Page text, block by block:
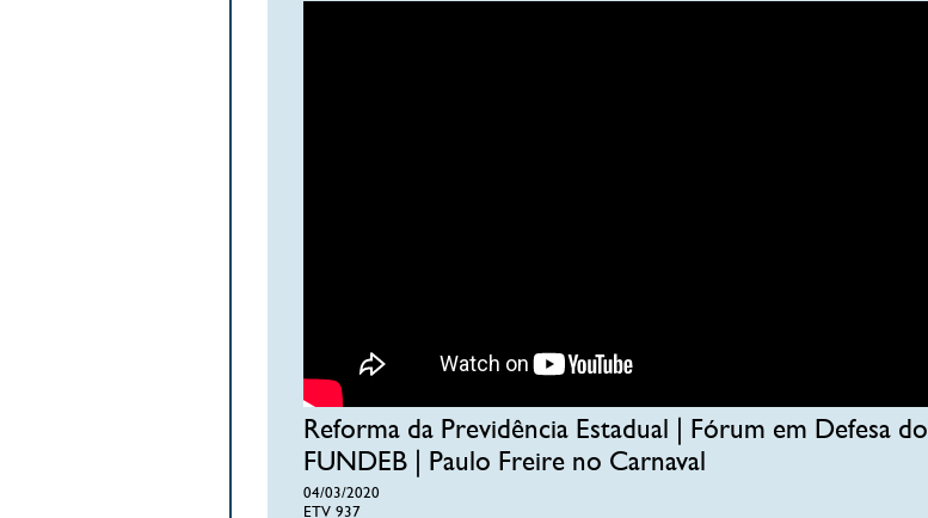
Reforma da Previdência Estadual | Fórum em Defesa do
FUNDEB | Paulo Freire no Carnaval
04/03/2020
ETV 937